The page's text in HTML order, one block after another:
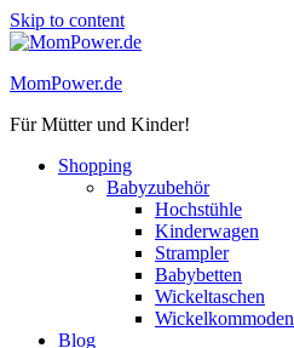
Skip to content
MomPower.de
Für Mütter und Kinder!
Shopping
Babyzubehör
Hochstühle
Kinderwagen
Strampler
Babybetten
Wickeltaschen
Wickelkommoden
Blog